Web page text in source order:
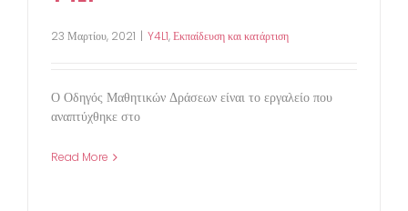
23 Μαρτίου, 2021 | Y4L1,Εκπαίδευση και κατάρτιση
Ο Οδηγός Μαθητικών Δράσεων είναι το εργαλείο που
αναπτύχθηκε στο
Read More